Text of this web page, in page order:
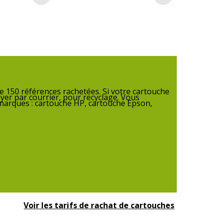
références rachetées. Si votre cartouche
par courrier, pour recyclage. Vous
: cartouche HP, cartouche Epson,
Voir les tarifs de rachat de cartouches